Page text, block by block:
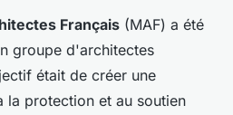
Français (MAF) a été
groupe d'architectes
était de créer une
la protection et au soutien